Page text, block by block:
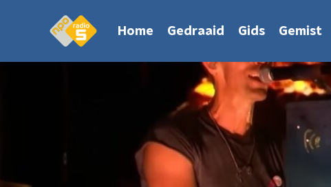
Home Gedraaid Gids Gemist